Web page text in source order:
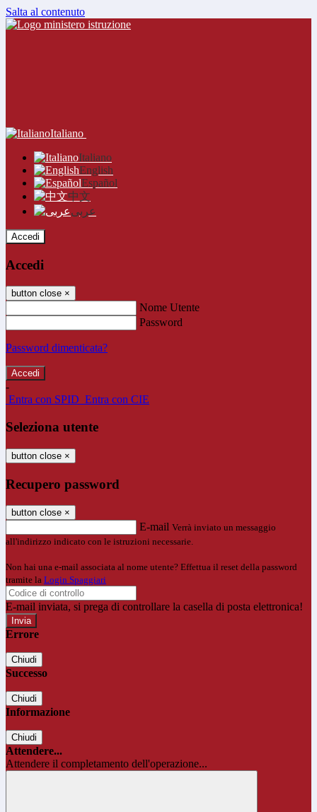
Salta al contenuto
Italiano
Italiano
English
Español
中文
عربى
Accedi
Accedi
button close ×
Nome Utente
Password
Password dimenticata?
-
Entra con SPID Entra con CIE
Seleziona utente
button close ×
Recupero password
button close ×
E-mail Verrà inviato un messaggio
all'indirizzo indicato con le istruzioni necessarie.
Non hai una e-mail associata al nome utente? Effettua il reset della password
tramite la Login Spaggiari
E-mail inviata, si prega di controllare la casella di posta elettronica!
Errore
Chiudi
Successo
Chiudi
Informazione
Chiudi
Attendere...
Attendere il completamento dell'operazione...